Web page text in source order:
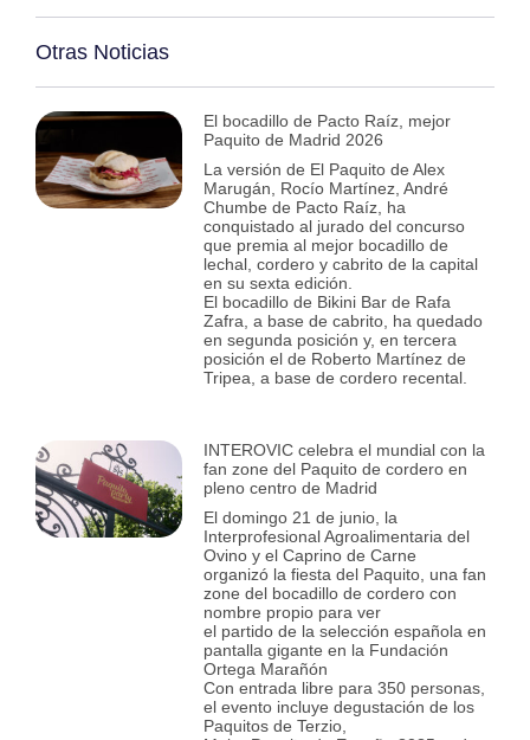
Otras Noticias
El bocadillo de Pacto Raíz, mejor
Paquito de Madrid 2026
La versión de El Paquito de Alex
Marugán, Rocío Martínez, André
Chumbe de Pacto Raíz, ha
conquistado al jurado del concurso
que premia al mejor bocadillo de
lechal, cordero y cabrito de la capital
en su sexta edición.
El bocadillo de Bikini Bar de Rafa
Zafra, a base de cabrito, ha quedado
en segunda posición y, en tercera
posición el de Roberto Martínez de
Tripea, a base de cordero recental.
INTEROVIC celebra el mundial con la
fan zone del Paquito de cordero en
pleno centro de Madrid
El domingo 21 de junio, la
Interprofesional Agroalimentaria del
Ovino y el Caprino de Carne
organizó la fiesta del Paquito, una fan
zone del bocadillo de cordero con
nombre propio para ver
el partido de la selección española en
pantalla gigante en la Fundación
Ortega Marañón
Con entrada libre para 350 personas,
el evento incluye degustación de los
Paquitos de Terzio,